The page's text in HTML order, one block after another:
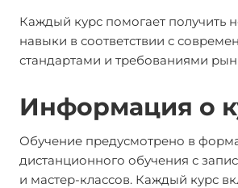
Каждый курс помогает получить
навыки в соответствии с
стандартами и требованиями
Информация о
Обучение предусмотрено в
дистанционного обучения с
и мастер-классов. Каждый курс